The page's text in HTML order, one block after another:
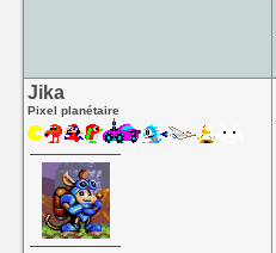
Jika
Pixel planétaire